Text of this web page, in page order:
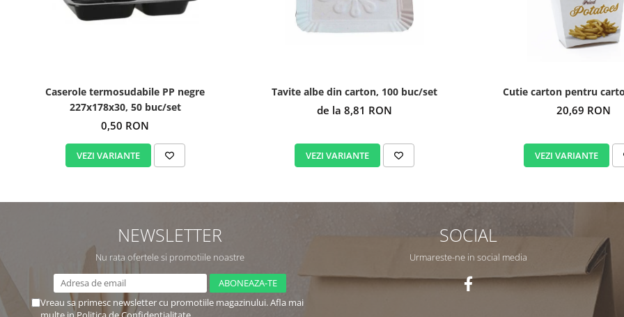
Caserole termosudabile PP negre
227x178x30, 50 buc/set
0,50 RON
VEZI VARIANTE
Tavite albe din carton, 100 buc/set
de la 8,81 RON
VEZI VARIANTE
Cutie carton pentru
20,69 RON
VEZI VARIANTE
NEWSLETTER
Nu rata ofertele si promotiile noastre
Vreau sa primesc newsletter cu promotiile magazinului. Afla mai
SOCIAL
Urmareste-ne in social media